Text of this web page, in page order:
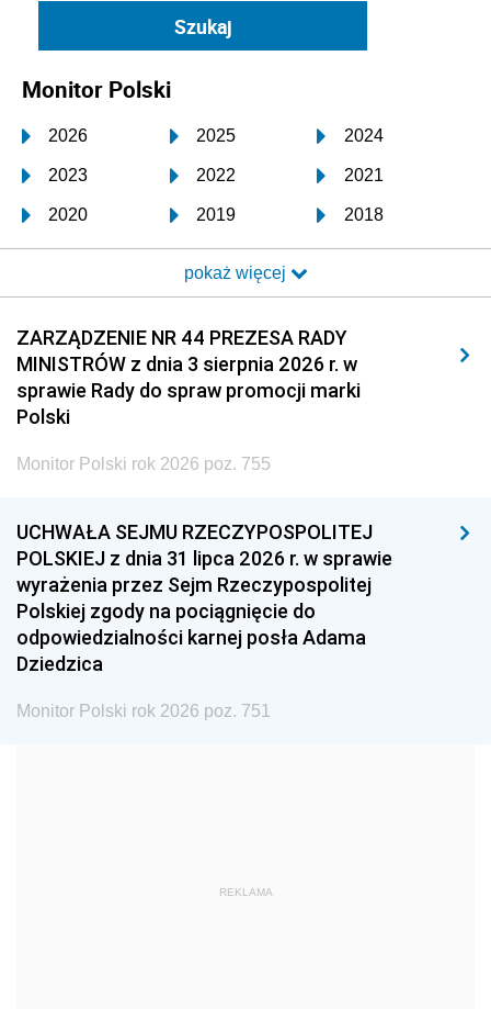
Monitor Polski
2026 2025 2024
2023 2022 2021
2020 2019 2018
2017 2016 2015
2014 2013 2012
2011 2010 2009
2008 2007 2006
2005
1996 1995 1994
1993 1992 1991
1990 1989
1987 1986 1985
1968
pokaż więcej
ZARZĄDZENIE NR 44 PREZESA RADY
MINISTRÓW z dnia 3 sierpnia 2026 r. w
sprawie Rady do spraw promocji marki
Polski
Monitor Polski rok 2026 poz. 755
UCHWAŁA SEJMU RZECZYPOSPOLITEJ
POLSKIEJ z dnia 31 lipca 2026 r. w sprawie
wyrażenia przez Sejm Rzeczypospolitej
Polskiej zgody na pociągnięcie do
odpowiedzialności karnej posła Adama
Dziedzica
Monitor Polski rok 2026 poz. 751
REKLAMA